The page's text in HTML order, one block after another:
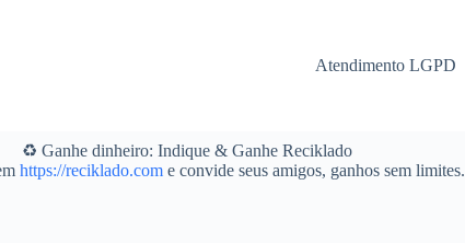
Atendimento LGPD
♻️ Ganhe dinheiro: Indique & Ganhe Reciklado
https://reciklado.come convide seus amigos, ganhos sem limites.